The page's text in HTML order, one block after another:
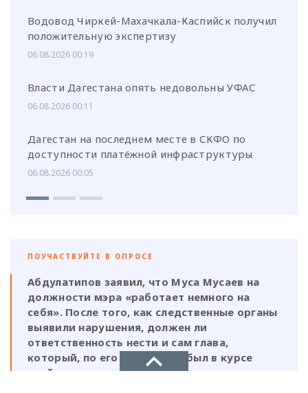
Водовод Чиркей-Махачкала-Каспийск получил
положительную экспертизу
06.08.2026 00:19
Власти Дагестана опять недовольны УФАС
06.08.2026 00:11
Дагестан на последнем месте в СКФО по
доступности платёжной инфраструктуры
06.08.2026 00:05
ПОУЧАСТВУЙТЕ В ОПРОСЕ
Абдулатипов заявил, что Муса Мусаев на
должности мэра «работает немного на
себя». После того, как следственные органы
выявили нарушения, должен ли
ответственность нести и сам глава,
который, по его же словам, был в курсе
этой деятельности?